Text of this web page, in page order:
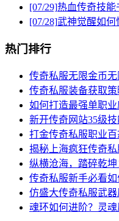
[07/29]热血传奇技能
[07/28]武神觉醒如何
热门排行
传奇私服无限金币
传奇私服装备获取
如何打造最强单职业
新开传奇网站35级
打金传奇私服职业
揭秘上海疯狂传奇
纵横沧海，踏碎乾
传奇私服新手必看
仿盛大传奇私服武
魂环如何进阶？灵